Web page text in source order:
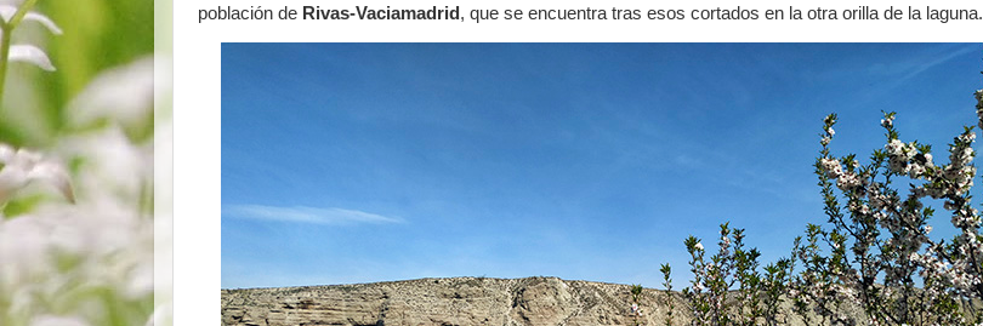
población de Rivas-Vaciamadrid, que se encuentra tras esos cortados en la otra orilla de la laguna.